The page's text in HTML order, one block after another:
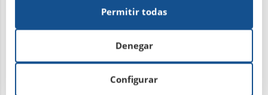
Configurar
Denegar
Permitir todas